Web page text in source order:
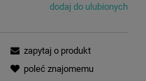
dodaj do ulubionych
zapytaj o produkt
poleć znajomemu